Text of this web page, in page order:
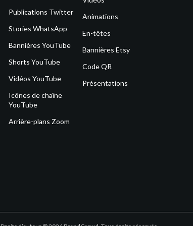
Publications Twitter
Stories WhatsApp
Bannières YouTube
Shorts YouTube
Vidéos YouTube
Icônes de chaîne
YouTube
Arrière-plans Zoom
Animations
En-têtes
Bannières Etsy
Code QR
Présentations